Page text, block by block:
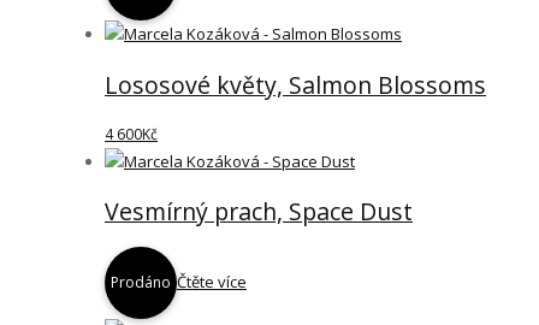
Lososové květy, Salmon Blossoms
4 600Kč
Vesmírný prach, Space Dust
Prodáno Čtěte více